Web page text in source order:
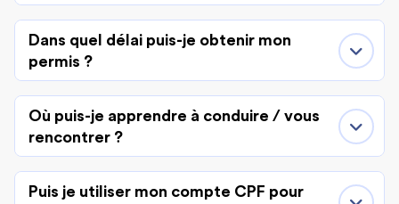
Dans quel délai puis-je obtenir mon
permis ?
Où puis-je apprendre à conduire / vous
rencontrer ?
Puis je utiliser mon compte CPF pour